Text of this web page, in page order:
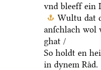
He tein
vnd bleeff ein
Wultu dat
anſchlach wol
ghat /
So holdt en